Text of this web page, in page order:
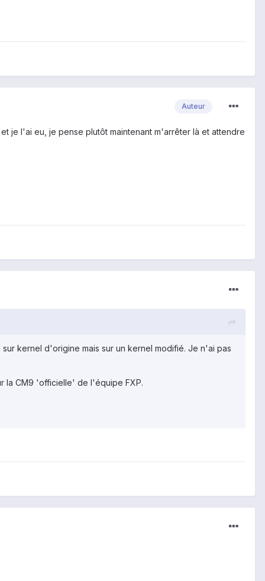
Auteur
je l'ai eu, je pense plutôt maintenant m'arrêter là et attendre
kernel d'origine mais sur un kernel modifié. Je n'ai pas
la CM9 'officielle' de l'équipe FXP.